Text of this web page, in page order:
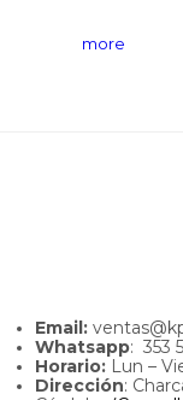
more
Email:
Whatsapp: 353
Horario: Lun –
Dirección: